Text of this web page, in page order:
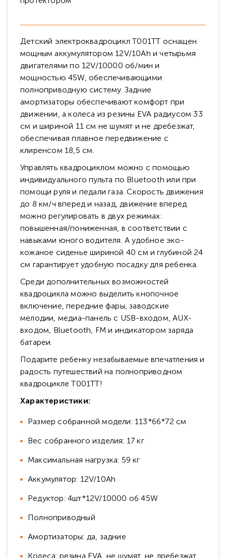
Детский электроквадроцикл T001TT оснащен
мощным аккумулятором 12V/10Ah и четырьмя
двигателями по 12V/10000 об/мин и
мощностью 45W, обеспечивающими
полноприводную систему. Задние
амортизаторы обеспечивают комфорт при
движении, а колеса из резины EVA радиусом 33
см и шириной 11 см не шумят и не дребезжат,
обеспечивая плавное передвижение с
клиренсом 18,5 см.
Управлять квадроциклом можно с помощью
индивидуального пульта по Bluetooth или при
помощи руля и педали газа. Скорость движения
до 8 км/ч вперед и назад, движение вперед
можно регулировать в двух режимах:
повышенная/пониженная, в соответствии с
навыками юного водителя. А удобное эко-
кожаное сиденье шириной 40 см и глубиной 24
см гарантирует удобную посадку для ребенка.
Среди дополнительных возможностей
квадроцикла можно выделить кнопочное
включение, передние фары, заводские
мелодии, медиа-панель с USB-входом, AUX-
входом, Bluetooth, FM и индикатором заряда
батареи.
Подарите ребенку незабываемые впечатления и
радость путешествий на полноприводном
квадроцикле Т001ТТ!
Характеристики:
Размер собранной модели: 113*66*72 см
Вес собранного изделия: 17 кг
Максимальная нагрузка: 59 кг
Аккумулятор: 12V/10Ah
Редуктор: 4шт*12V/10000 об 45W
Полноприводный
Амортизаторы: да, задние
Колеса: резина EVA, не шумят, не дребезжат